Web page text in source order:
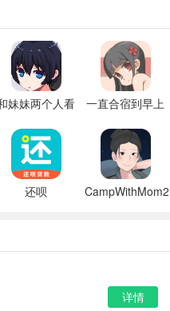
妹妹两个人看
一直合宿到早上
还呗
详情